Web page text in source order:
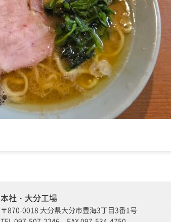
本社・大分工場
〒870-0018 大分県大分市豊海3丁目3番1号